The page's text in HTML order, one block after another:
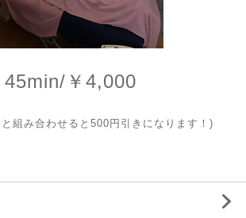
45min/￥4,000
と組み合わせると500円引きになります！)